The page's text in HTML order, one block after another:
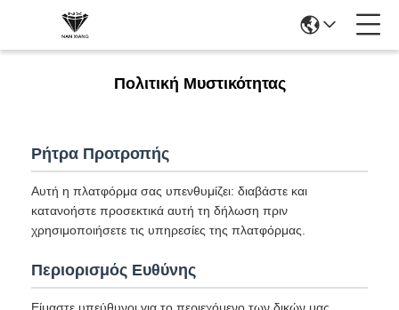
Πολιτική Μυστικότητας
Ρήτρα Προτροπής
Αυτή η πλατφόρμα σας υπενθυμίζει: διαβάστε και
κατανοήστε προσεκτικά αυτή τη δήλωση πριν
χρησιμοποιήσετε τις υπηρεσίες της πλατφόρμας.
Περιορισμός Ευθύνης